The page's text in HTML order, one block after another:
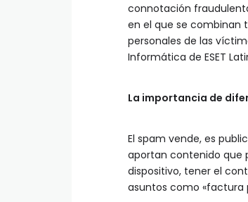
connotación
en el que se combinan
personales de las
Informática de ESET
La importancia de
El spam vende, es
aportan contenido que
dispositivo, tener el
asuntos como «factura